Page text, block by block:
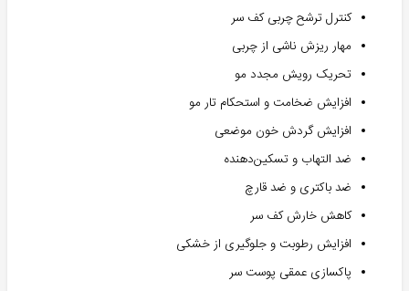
کنترل ترشح چربی کف سر
مهار ریزش ناشی از چربی
تحریک رویش مجدد مو
افزایش ضخامت و استحکام تار مو
افزایش گردش خون موضعی
ضد التهاب و تسکین‌دهنده
ضد باکتری و ضد قارچ
کاهش خارش کف سر
افزایش رطوبت و جلوگیری از خشکی
پاکسازی عمقی پوست سر